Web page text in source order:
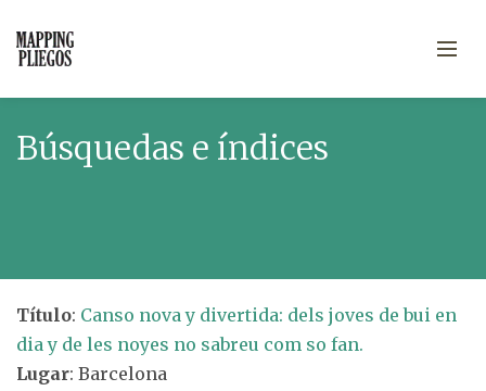
Búsquedas e índices
Título: Canso nova y divertida: dels joves de bui en
dia y de les noyes no sabreu com so fan.
Lugar: Barcelona